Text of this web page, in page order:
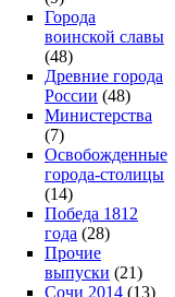
Города
воинской славы
(48)
Древние города
России (48)
Министерства
(7)
Освобожденные
города-столицы
(14)
Победа 1812
года (28)
Прочие
выпуски (21)
Сочи 2014 (13)